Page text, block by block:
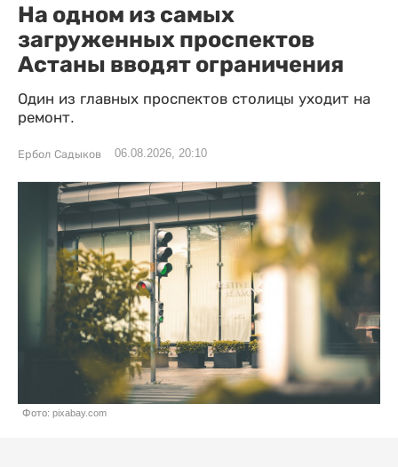
На одном из самых
загруженных проспектов
Астаны вводят ограничения
Один из главных проспектов столицы уходит на
ремонт.
Ербол Садыков 06.08.2026, 20:10
Фото: pixabay.com